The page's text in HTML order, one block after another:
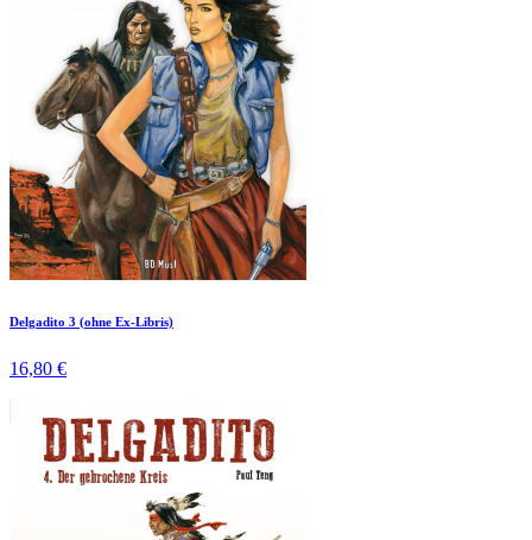
Delgadito 3 (ohne Ex-Libris)
16,80 €